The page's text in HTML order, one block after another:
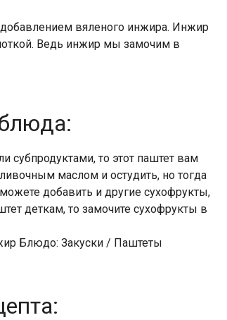
вяленого инжира. Инжир
Ведь инжир мы замочим в
субпродуктами, то этот паштет вам
маслом и остудить, но тогда
добавить и другие сухофрукты,
деткам, то замочите сухофрукты в
Блюдо: Закуски / Паштеты